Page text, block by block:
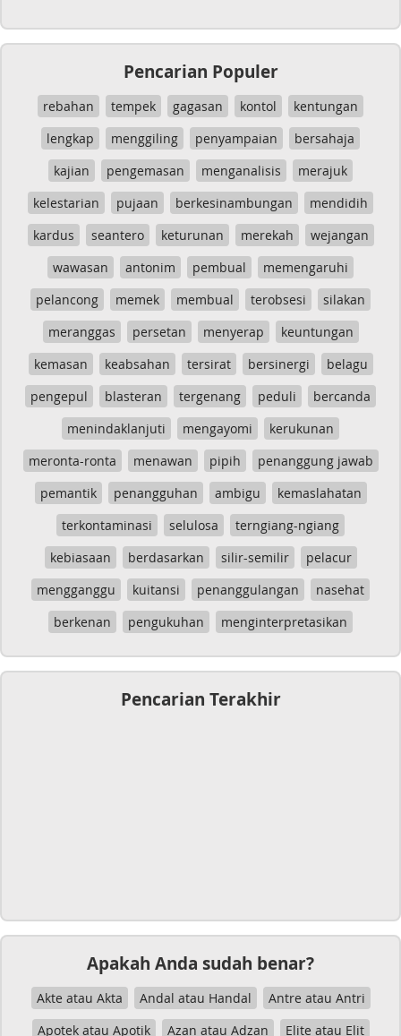
Pencarian Populer
rebahan tempek gagasan kontol
kentungan
lengkap
menggiling penyampaian
bersahaja
kajian
pengemasan menganalisis
merajuk
kelestarian
pujaan berkesinambungan
mendidih
kardus
seantero keturunan merekah
wejangan
wawasan
antonim pembual
memengaruhi
pelancong
memek membual terobsesi
silakan
meranggas
persetan menyerap
keuntungan
kemasan
keabsahan tersirat bersinergi
belagu
pengepul
blasteran tergenang peduli
bercanda
menindaklanjuti
mengayomi
kerukunan
meronta-ronta
menawan pipih
penanggung jawab
pemantik
penangguhan ambigu
kemaslahatan
terkontaminasi
selulosa
terngiang-ngiang
kebiasaan
berdasarkan silir-semilir
pelacur
mengganggu
kuitansi penanggulangan
nasehat
berkenan
pengukuhan menginterpretasikan
Pencarian Terakhir
Apakah Anda sudah benar?
Akte atau Akta Andal atau Handal
Antre atau Antri
Apotek atau Apotik
Azan atau Adzan
Elite atau Elit